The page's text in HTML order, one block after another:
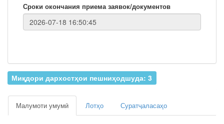
Сроки окончания приема заявок/документов
Миқдори дархостҳои пешниҳодшуда: 3
Малумоти умумӣ Лотҳо Суратҷаласаҳо